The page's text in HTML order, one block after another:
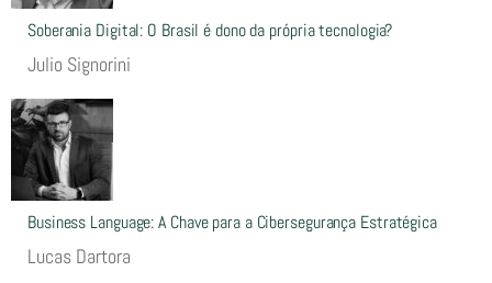
Soberania Digital: O Brasil é dono da própria tecnologia?
Julio Signorini
Business Language: A Chave para a Cibersegurança Estratégica
Lucas Dartora